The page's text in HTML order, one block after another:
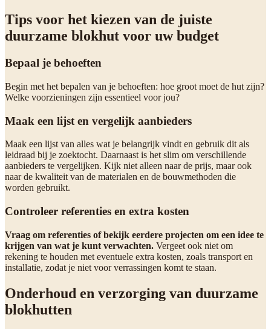
Tips voor het kiezen van de juiste
duurzame blokhut voor uw budget
Bepaal je behoeften
Begin met het bepalen van je behoeften: hoe groot moet de hut zijn?
Welke voorzieningen zijn essentieel voor jou?
Maak een lijst en vergelijk aanbieders
Maak een lijst van alles wat je belangrijk vindt en gebruik dit als
leidraad bij je zoektocht. Daarnaast is het slim om verschillende
aanbieders te vergelijken. Kijk niet alleen naar de prijs, maar ook
naar de kwaliteit van de materialen en de bouwmethoden die
worden gebruikt.
Controleer referenties en extra kosten
Vraag om referenties of bekijk eerdere projecten om een idee te
krijgen van wat je kunt verwachten. Vergeet ook niet om
rekening te houden met eventuele extra kosten, zoals transport en
installatie, zodat je niet voor verrassingen komt te staan.
Onderhoud en verzorging van duurzame
blokhutten